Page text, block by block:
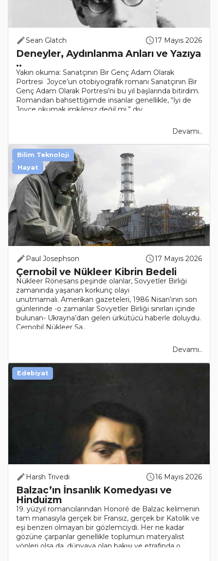
Sean Glatch 17 Mayıs 2026
Deneyler, Aydınlanma Anları ve Yazıya
..
Yakın okuma: Sanatçının Bir Genç Adam Olarak
Portresi Joyce’un otobiyografik romanı Sanatçının Bir
Genç Adam Olarak Portresi’ni bu yıl başlarında bitirdim.
Romandan bahsettiğimde insanlar genellikle, “İyi de
Joyce okumak imkânsız değil mi,” diy..
Devamı..
Paul Josephson 17 Mayıs 2026
Çernobil ve Nükleer Kibrin Bedeli
Nükleer Rönesans peşinde olanlar, Sovyetler Birliği
zamanında yaşanan korkunç olayı
unutmamalı. Amerikan gazeteleri, 1986 Nisan’ının son
günlerinde -o zamanlar Sovyetler Birliği sınırları içinde
bulunan- Ukrayna’dan gelen ürkütücü haberle doluydu.
Çernobil Nükleer Sa..
Devamı..
Bilim Teknoloji
Hayat
Harsh Trivedi 16 Mayıs 2026
Balzac’ın İnsanlık Komedyası ve
Hinduizm
19. yüzyıl romancılarından Honoré de Balzac kelimenin
tam manasıyla gerçek bir Fransız, gerçek bir Katolik ve
eşi benzeri olmayan bir gözlemciydi. Her ne kadar
gözüne çarpanlar genellikle toplumun materyalist
yönleri olsa da, dünyaya olan bakışı ve etrafında o..
Edebiyat